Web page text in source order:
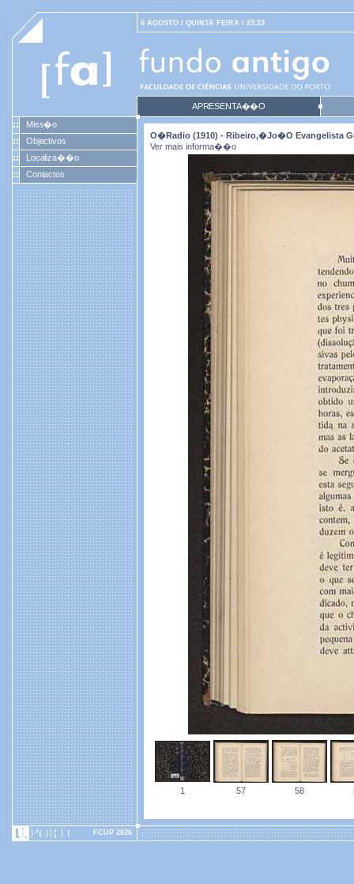
6 AGOSTO / QUINTA FEIRA / 23:23
APRESENTA��O
Miss�o
Objectivos
Localiza��o
Contactos
O�radio (1910) - Ribeiro,�Jo�o Evangelista
Ver mais informa��o
1 57 58
FCUP 2026